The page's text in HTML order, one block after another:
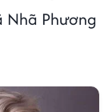
Nhã Phương